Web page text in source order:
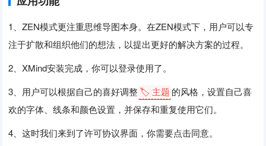
1、ZEN模式更注重思维导图本身。在ZEN模式下，用户可以专
注于扩散和组织他们的想法，以提出更好的解决方案的过程。
2、XMind安装完成，你可以登录使用了。
3、用户可以根据自己的喜好调整🏷️ 主题 的风格，设置自己喜
欢的字体、线条和颜色设置，并保存和重复使用它们。
4、这时我们来到了许可协议界面，你需要点击同意。